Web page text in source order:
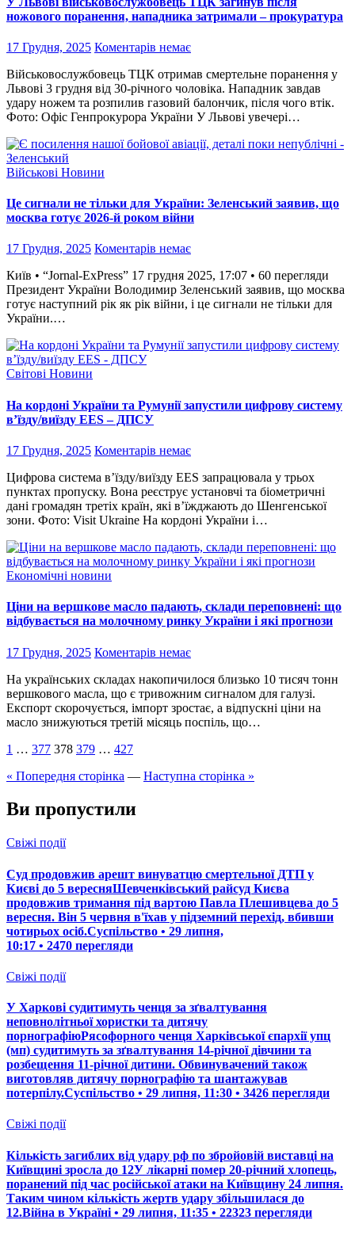
ножового поранення, нападника затримали – прокуратура
17 Грудня, 2025 Коментарів немає
Військовослужбовець ТЦК отримав смертельне поранення у
Львові 3 грудня від 30-річного чоловіка. Нападник завдав
удару ножем та розпилив газовий балончик, після чого втік.
Фото: Офіс Генпрокурора України У Львові увечері…
Військові Новини
Це сигнали не тільки для України: Зеленський заявив, що
москва готує 2026-й роком війни
17 Грудня, 2025 Коментарів немає
Київ • “Jornal-ExPress” 17 грудня 2025, 17:07 • 60 перегляди
Президент України Володимир Зеленський заявив, що москва
готує наступний рік як рік війни, і це сигнали не тільки для
України.…
Світові Новини
На кордоні України та Румунії запустили цифрову систему
в’їзду/виїзду EES – ДПСУ
17 Грудня, 2025 Коментарів немає
Цифрова система в’їзду/виїзду EES запрацювала у трьох
пунктах пропуску. Вона реєструє установчі та біометричні
дані громадян третіх країн, які в’їжджають до Шенгенської
зони. Фото: Visit Ukraine На кордоні України і…
Економічні новини
Ціни на вершкове масло падають, склади переповнені: що
відбувається на молочному ринку України і які прогнози
17 Грудня, 2025 Коментарів немає
На українських складах накопичилося близько 10 тисяч тонн
вершкового масла, що є тривожним сигналом для галузі.
Експорт скорочується, імпорт зростає, а відпускні ціни на
масло знижуються третій місяць поспіль, що…
Пагінація
записів
1 … 377 378 379 … 427
« Попередня сторінка — Наступна сторінка »
Ви пропустили
Свіжі події
Суд продовжив арешт винуватцю смертельної ДТП у
Києві до 5 вересняШевченківський райсуд Києва
продовжив тримання під вартою Павла Плешивцева до 5
вересня. Він 5 червня в'їхав у підземний перехід, вбивши
чотирьох осіб.Суспільство • 29 липня,
10:17 • 2470 перегляди
Свіжі події
У Харкові судитимуть ченця за зґвалтування
неповнолітньої хористки та дитячу
порнографіюРясофорного ченця Харківської єпархії упц
(мп) судитимуть за зґвалтування 14-річної дівчини та
розбещення 11-річної дитини. Обвинувачений також
виготовляв дитячу порнографію та шантажував
потерпілу.Суспільство • 29 липня, 11:30 • 3426 перегляди
Свіжі події
Кількість загиблих від удару рф по збройовій виставці на
Київщині зросла до 12У лікарні помер 20-річний хлопець,
поранений під час російської атаки на Київщину 24 липня.
Таким чином кількість жертв удару збільшилася до
12.Війна в Україні • 29 липня, 11:35 • 22323 перегляди